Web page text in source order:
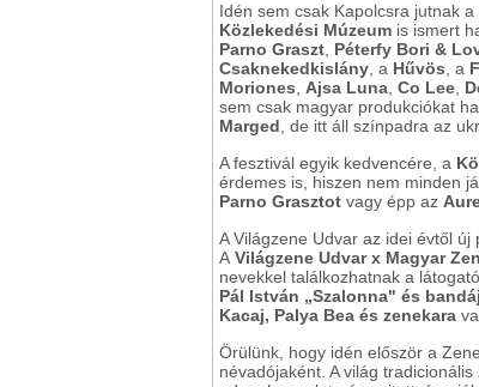
Idén sem csak Kapolcsra jutnak
Közlekedési Múzeum is ismert
Parno Graszt, Péterfy Bori &
Csaknekedkislány, a Hűvös, a
Moriones, Ajsa Luna, Co Lee,
sem csak magyar produkciókat
Marged, de itt áll színpadra az
A fesztivál egyik kedvencére, a
érdemes is, hiszen nem minden
Parno Grasztot vagy épp az
A Világzene Udvar az idei évtől
A Világzene Udvar x Magyar
nevekkel találkozhatnak a
Pál István „Szalonna" és
Kacaj, Palya Bea és zenekara
Örülünk, hogy idén először a
névadójaként. A világ